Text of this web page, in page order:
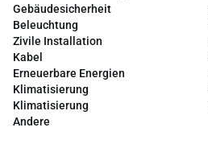
Gebäudesicherheit
Beleuchtung
Zivile Installation
Kabel
Erneuerbare Energien
Klimatisierung
Klimatisierung
Andere